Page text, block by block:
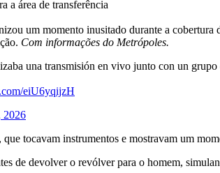
a área de transferência
um momento inusitado durante a
Com informações do Metrópoles.
una transmisión en vivo junto con un grupo
eiU6yqijzH
2026
tocavam instrumentos e mostravam um
de devolver o revólver para o homem,